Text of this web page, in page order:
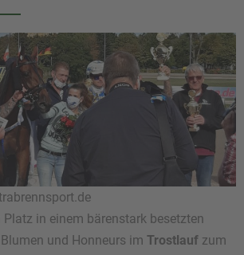
Platz in einem bärenstark besetzten
und Honneurs im Trostlauf zum